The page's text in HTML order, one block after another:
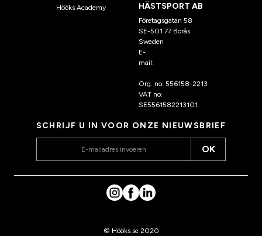
Hööks Academy
HÄSTSPORT AB
Företagsgatan 58
SE-501 77 Borås
Sweden
E-
mail:
Org. no: 556158-2213
VAT no:
SE5561582213101
SCHRIJF U IN VOOR ONZE NIEUWSBRIEF
OK
© Hööks.se 2020